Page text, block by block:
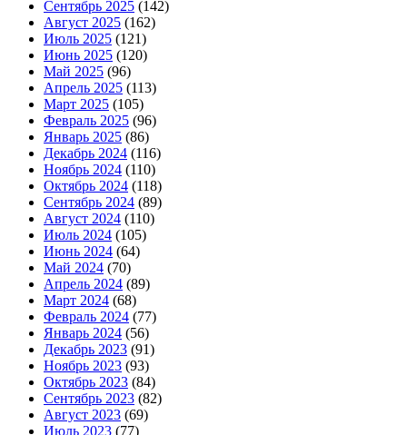
Сентябрь 2025 (142)
Август 2025 (162)
Июль 2025 (121)
Июнь 2025 (120)
Май 2025 (96)
Апрель 2025 (113)
Март 2025 (105)
Февраль 2025 (96)
Январь 2025 (86)
Декабрь 2024 (116)
Ноябрь 2024 (110)
Октябрь 2024 (118)
Сентябрь 2024 (89)
Август 2024 (110)
Июль 2024 (105)
Июнь 2024 (64)
Май 2024 (70)
Апрель 2024 (89)
Март 2024 (68)
Февраль 2024 (77)
Январь 2024 (56)
Декабрь 2023 (91)
Ноябрь 2023 (93)
Октябрь 2023 (84)
Сентябрь 2023 (82)
Август 2023 (69)
Июль 2023 (77)